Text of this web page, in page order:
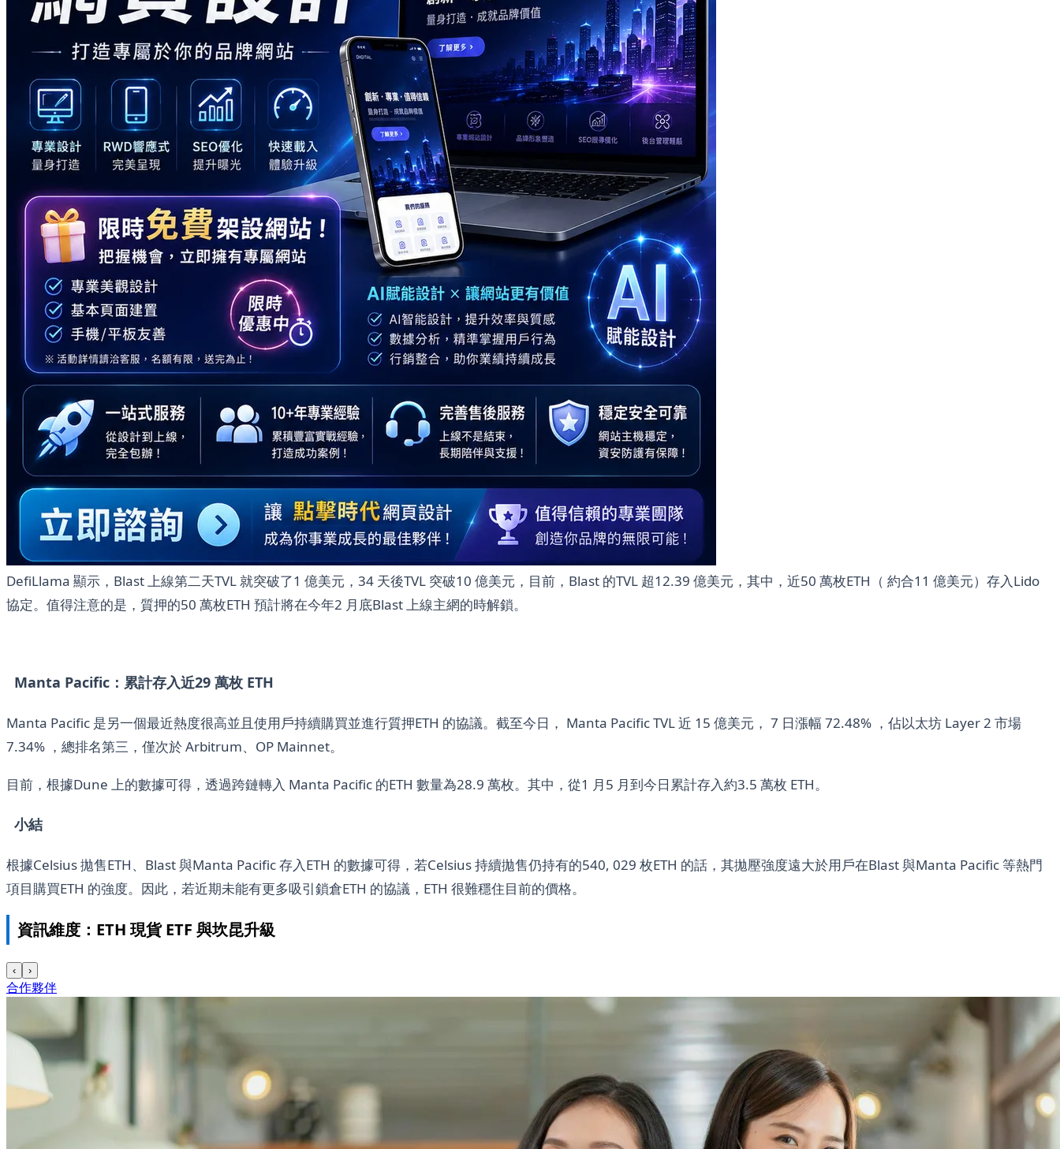
DefiLlama 顯示，Blast 上線第二天TVL 就突破了1 億美元，34 天後TVL 突破10 億美元，目前，Blast 的TVL 超12.39 億美元，其中，近50 萬枚ETH（ 約合11 億美元）存入Lido
協定。值得注意的是，質押的50 萬枚ETH 預計將在今年2 月底Blast 上線主網的時解鎖。
Manta Pacific：累計存入近29 萬枚 ETH
Manta Pacific 是另一個最近熱度很高並且使用戶持續購買並進行質押ETH 的協議。截至今日， Manta Pacific TVL 近 15 億美元， 7 日漲幅 72.48% ，佔以太坊 Layer 2 市場
7.34% ，總排名第三，僅次於 Arbitrum、OP Mainnet。
目前，根據Dune 上的數據可得，透過跨鏈轉入 Manta Pacific 的ETH 數量為28.9 萬枚。其中，從1 月5 月到今日累計存入約3.5 萬枚 ETH。
小結
根據Celsius 拋售ETH、Blast 與Manta Pacific 存入ETH 的數據可得，若Celsius 持續拋售仍持有的540, 029 枚ETH 的話，其拋壓強度遠大於用戶在Blast 與Manta Pacific 等熱門
項目購買ETH 的強度。因此，若近期未能有更多吸引鎖倉ETH 的協議，ETH 很難穩住目前的價格。
資訊維度：ETH 現貨 ETF 與坎昆升級
‹ ›
合作夥伴